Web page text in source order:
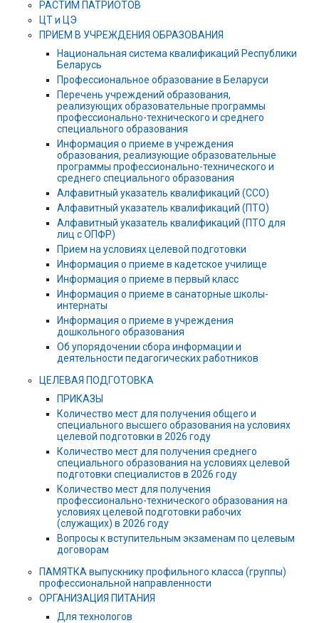
РАСТИМ ПАТРИОТОВ
ЦТ и ЦЭ
ПРИЕМ В УЧРЕЖДЕНИЯ ОБРАЗОВАНИЯ
Национальная система квалификаций Республики
Беларусь
Профессиональное образование в Беларуси
Перечень учреждений образования,
реализующих образовательные программы
профессионально-технического и среднего
специального образования
Информация о приеме в учреждения
образования, реализующие образовательные
программы профессионально-технического и
среднего специального образования
Алфавитный указатель квалификаций (ССО)
Алфавитный указатель квалификаций (ПТО)
Алфавитный указатель квалификаций (ПТО для
лиц с ОПФР)
Прием на условиях целевой подготовки
Информация о приеме в кадетское училище
Информация о приеме в первый класс
Информация о приеме в санаторные школы-
интернаты
Информация о приеме в учреждения
дошкольного образования
Об упорядочении сбора информации и
деятельности педагогических работников
ЦЕЛЕВАЯ ПОДГОТОВКА
ПРИКАЗЫ
Количество мест для получения общего и
специального высшего образования на условиях
целевой подготовки в 2026 году
Количество мест для получения среднего
специального образования на условиях целевой
подготовки специалистов в 2026 году
Количество мест для получения
профессионально-технического образования на
условиях целевой подготовки рабочих
(служащих) в 2026 году
Вопросы к вступительным экзаменам по целевым
договорам
ПАМЯТКА выпускнику профильного класса (группы)
профессиональной направленности
ОРГАНИЗАЦИЯ ПИТАНИЯ
Для технологов